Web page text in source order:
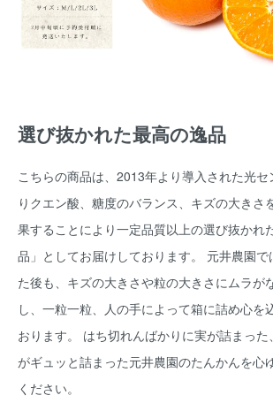
選び抜かれた最高の逸品
こちらの商品は、2013年より導入された光セ
りクエン酸、糖度のバランス、キズの大きさ
果することにより一定品質以上の選び抜かれ
品」としてお届けしております。 元井農園で
た後も、キズの大きさや粒の大きさにムラが
し、一粒一粒、人の手によって箱に詰め心を
おります。 はち切れんばかりに実が詰まっ
がギュッと詰まった元井農園のたんかんを心
ください。